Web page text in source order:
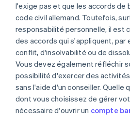
l'exige pas et que les accords de
code civil allemand. Toutefois,
responsabilité personnelle, il est
des accords qui s'appliquent, par
conflit, d'insolvabilité ou de
Vous devez également réfléchir
possibilité d'exercer des
sans l'aide d'un conseiller. Quelle
dont vous choisissez de gérer
nécessaire d'ouvrir un compte